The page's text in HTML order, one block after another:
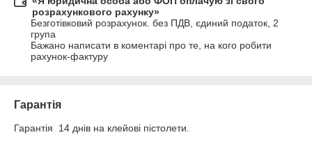
розрахункового рахунку»
Безготівковий розрахунок. без ПДВ, єдиний податок, 2
група
Бажано написати в коментарі про те, на кого робити
рахунок-фактуру
Гарантія
Гарантія  14 днів на клейові пістолети.